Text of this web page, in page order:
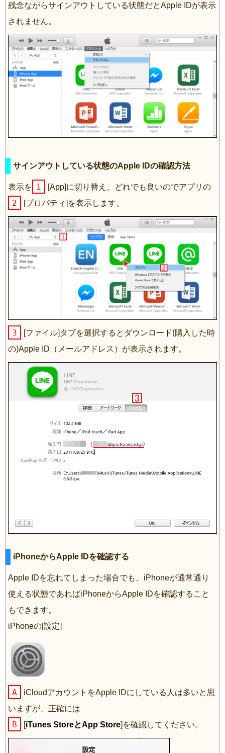
残念ながらサインアウトしている状態だとApple IDが表示
されません。
サインアウトしている状態のApple IDの確認方法
表示を 1 [App]に切り替え、どれでも良いのでアプリの
2 [プロパティ]を表示します。
3
[ファイル]タブを選択するとダウンロード(購入した時
の)Apple ID（メールアドレス）が表示されます。
iPhoneからApple IDを確認する
Apple IDを忘れてしまった場合でも、iPhoneが通常通り
使える状態であればiPhoneからApple IDを確認すること
もできます。
iPhoneの[設定]
A
iCloudアカウントをApple IDにしている人は多いと思
いますが、正確には
B [iTunes StoreとApp Store]を確認してください。